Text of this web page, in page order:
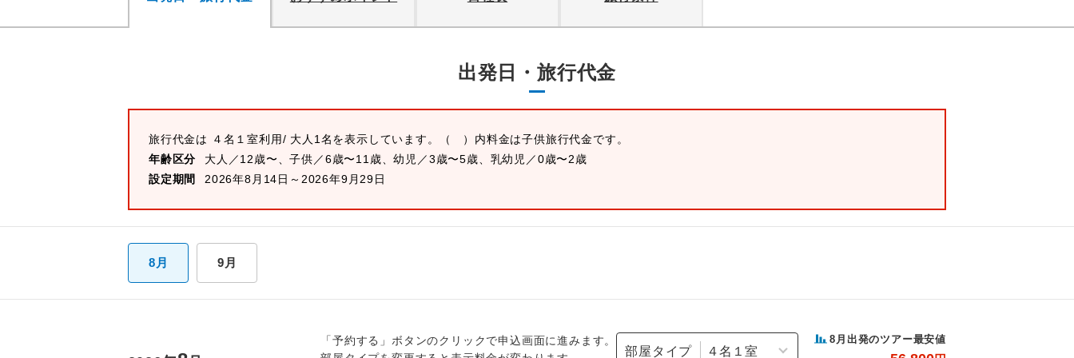
出発日・旅行代金
旅行代金は ４名１室利用/ 大人1名を表示しています。
（ ）内料金は子供旅行代金です。
年齢区分
大人／12歳〜、子供／6歳〜11歳、幼児／3歳〜5歳、乳幼児／0歳〜2歳
設定期間
2026年8月14日～2026年9月29日
8月 9月
「予約する」ボタンのクリックで申込画面に進みます。
部屋タイプ
8 月出発のツアー最安値